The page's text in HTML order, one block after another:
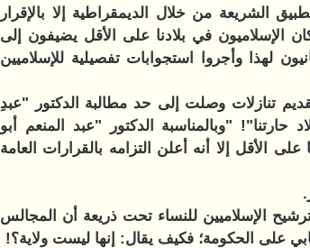
الشريعة من خلال الديمقراطية إلا بالإقرار
الإسلاميون في بلادنا على الأقل يضيفون إلى
لهذا وأجروا استجوابات تفصيلية للإسلاميين
تنازلات وصلت إلى حد مطالبة الدكتور "عبدِ
"وبالمناسبة الدكتور "عبد المنعم أبو
الأقل إلا أنه أعلن التزامه بالقرارات العامة
الإسلاميين للنساء تحت ذريعة أن المجالس
على الحكومة؛ فكيف يقال: إنها ليست ولاية؟!